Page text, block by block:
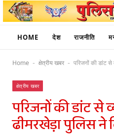
HOME देश राजनीति
Home - क्षेत्रीय खबर - परिजनों की डांट से
क्षेत्रीय खबर
परिजनों की डांट से
ढीमरखेड़ा पुलिस ने